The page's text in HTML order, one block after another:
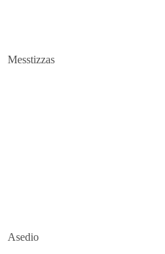
Messtizzas
Asedio